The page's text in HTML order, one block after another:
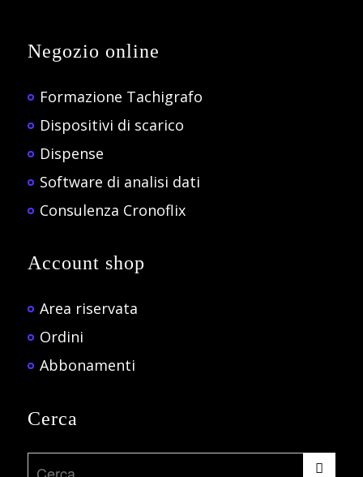
Negozio online
Formazione Tachigrafo
Dispositivi di scarico
Dispense
Software di analisi dati
Consulenza Cronoflix
Account shop
Area riservata
Ordini
Abbonamenti
Cerca